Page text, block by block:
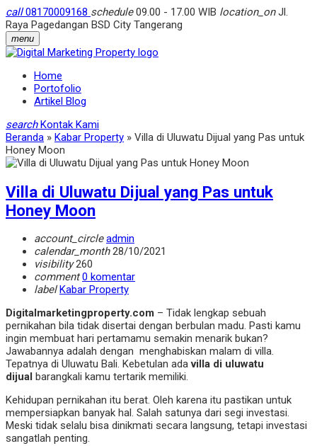
call08170009168 schedule09.00 - 17.00 WIB location_onJl.
Raya Pagedangan BSD City Tangerang
menu
Home
Portofolio
Artikel Blog
search Kontak Kami
Beranda » Kabar Property » Villa di Uluwatu Dijual yang Pas untuk
Honey Moon
Villa di Uluwatu Dijual yang Pas untuk
Honey Moon
account_circle admin
calendar_month28/10/2021
visibility260
comment 0 komentar
label Kabar Property
Digitalmarketingproperty.com – Tidak lengkap sebuah
pernikahan bila tidak disertai dengan berbulan madu. Pasti kamu
ingin membuat hari pertamamu semakin menarik bukan?
Jawabannya adalah dengan menghabiskan malam di villa.
Tepatnya di Uluwatu Bali. Kebetulan adavilla di uluwatu
dijual barangkali kamu tertarik memiliki.
Kehidupan pernikahan itu berat. Oleh karena itu pastikan untuk
mempersiapkan banyak hal. Salah satunya dari segi investasi.
Meski tidak selalu bisa dinikmati secara langsung, tetapi investasi
sangatlah penting.